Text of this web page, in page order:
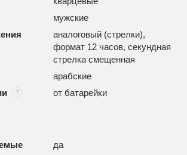
мужские
аналоговый (стрелки),
формат 12 часов, секундная
стрелка смещенная
арабские
от батарейки
да